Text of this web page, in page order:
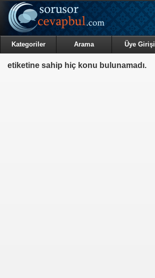
Kategoriler Arama Üye Girişi
etiketine sahip hiç konu bulunamadı.